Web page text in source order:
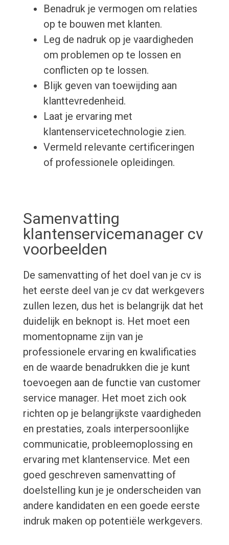
Benadruk je vermogen om relaties
op te bouwen met klanten.
Leg de nadruk op je vaardigheden
om problemen op te lossen en
conflicten op te lossen.
Blijk geven van toewijding aan
klanttevredenheid.
Laat je ervaring met
klantenservicetechnologie zien.
Vermeld relevante certificeringen
of professionele opleidingen.
Samenvatting
klantenservicemanager cv
voorbeelden
De samenvatting of het doel van je cv is
het eerste deel van je cv dat werkgevers
zullen lezen, dus het is belangrijk dat het
duidelijk en beknopt is. Het moet een
momentopname zijn van je
professionele ervaring en kwalificaties
en de waarde benadrukken die je kunt
toevoegen aan de functie van customer
service manager. Het moet zich ook
richten op je belangrijkste vaardigheden
en prestaties, zoals interpersoonlijke
communicatie, probleemoplossing en
ervaring met klantenservice. Met een
goed geschreven samenvatting of
doelstelling kun je je onderscheiden van
andere kandidaten en een goede eerste
indruk maken op potentiële werkgevers.